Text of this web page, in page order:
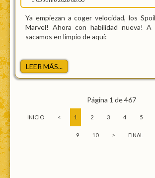
Ya empiezan a coger velocidad, los
Marvel! Ahora con habilidad nueva! A
sacamos en limpio de aquí:
LEER MÁS...
Página 1 de 467
INICIO < 1 2 3 4 5
9 10 > FINAL